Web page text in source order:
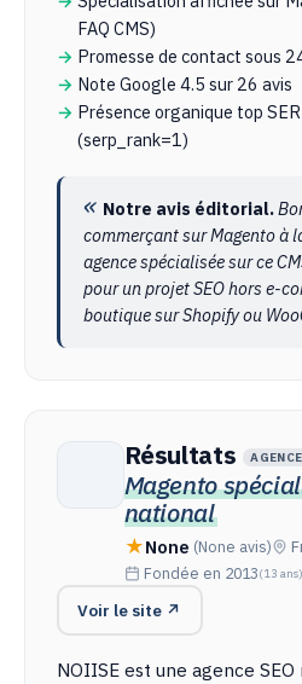
FAQ CMS)
Promesse de contact sous
Note Google 4.5 sur 26 avis
Présence organique top
(serp_rank=1)
Notre avis éditorial.
commerçant sur Magento à
agence spécialisée sur ce
pour un projet SEO hors e-
boutique sur Shopify ou
Résultats AGENCE
Magento
national
None (None avis)
Fondée en 2013(13 ans)
Voir le site ↗
NOIISE est une agence